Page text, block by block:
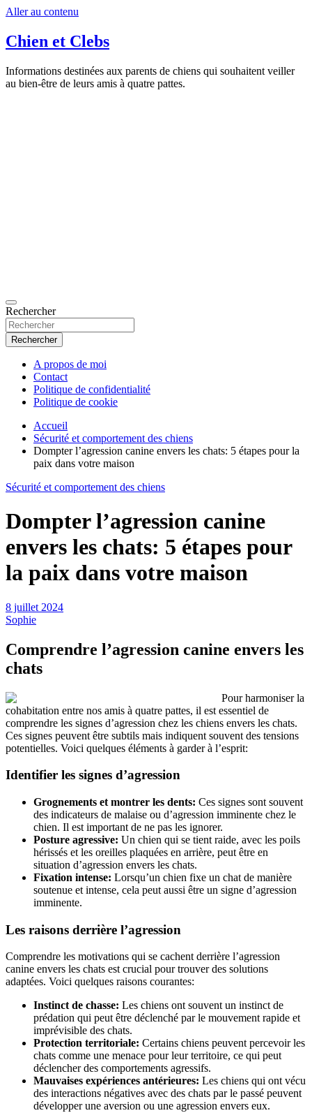
Aller au contenu
Chien et Clebs
Informations destinées aux parents de chiens qui souhaitent veiller
au bien-être de leurs amis à quatre pattes.
Rechercher
Rechercher
A propos de moi
Contact
Politique de confidentialité
Politique de cookie
Accueil
Sécurité et comportement des chiens
Dompter l’agression canine envers les chats: 5 étapes pour la
paix dans votre maison
Sécurité et comportement des chiens
Dompter l’agression canine
envers les chats: 5 étapes pour
la paix dans votre maison
8 juillet 2024
Sophie
Comprendre l’agression canine envers les
chats
Pour harmoniser la
cohabitation entre nos amis à quatre pattes, il est essentiel de
comprendre les signes d’agression chez les chiens envers les chats.
Ces signes peuvent être subtils mais indiquent souvent des tensions
potentielles. Voici quelques éléments à garder à l’esprit:
Identifier les signes d’agression
Grognements et montrer les dents: Ces signes sont souvent
des indicateurs de malaise ou d’agression imminente chez le
chien. Il est important de ne pas les ignorer.
Posture agressive: Un chien qui se tient raide, avec les poils
hérissés et les oreilles plaquées en arrière, peut être en
situation d’agression envers les chats.
Fixation intense: Lorsqu’un chien fixe un chat de manière
soutenue et intense, cela peut aussi être un signe d’agression
imminente.
Les raisons derrière l’agression
Comprendre les motivations qui se cachent derrière l’agression
canine envers les chats est crucial pour trouver des solutions
adaptées. Voici quelques raisons courantes:
Instinct de chasse: Les chiens ont souvent un instinct de
prédation qui peut être déclenché par le mouvement rapide et
imprévisible des chats.
Protection territoriale: Certains chiens peuvent percevoir les
chats comme une menace pour leur territoire, ce qui peut
déclencher des comportements agressifs.
Mauvaises expériences antérieures: Les chiens qui ont vécu
des interactions négatives avec des chats par le passé peuvent
développer une aversion ou une agression envers eux.